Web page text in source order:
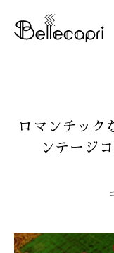
ロマンチック
ンテージ